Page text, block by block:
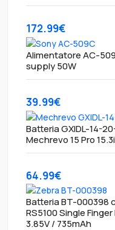
172.99€
Alimentatore AC-
supply 50W
39.99€
Batteria GXIDL-14-
Mechrevo 15 Pro
64.99€
Batteria BT-000398
RS5100 Single
3.85V / 735mAh